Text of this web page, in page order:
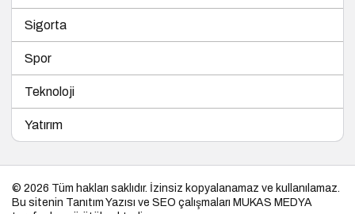
Sigorta
Spor
Teknoloji
Yatırım
© 2026 Tüm hakları saklıdır. İzinsiz kopyalanamaz ve kullanılamaz.
Bu sitenin Tanıtım Yazısı ve SEO çalışmaları MUKAS MEDYA